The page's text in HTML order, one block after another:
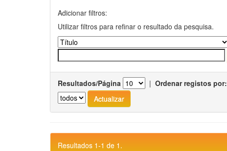
Adicionar filtros:
Utilizar filtros para refinar o resultado da pesquisa.
Resultados/Página | Ordenar registos por:
Resultados 1-1 de 1.